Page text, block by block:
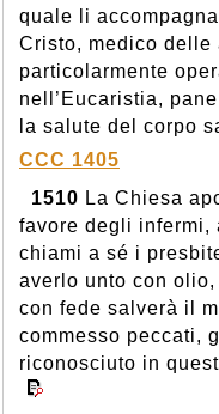
quale li
Cristo, medico delle
particolarmente
nell’Eucaristia,
la salute del corpo
CCC 1405
1510 La Chiesa
favore degli infermi,
chiami a sé i
averlo unto con
con fede salverà il
commesso peccati,
riconosciuto in